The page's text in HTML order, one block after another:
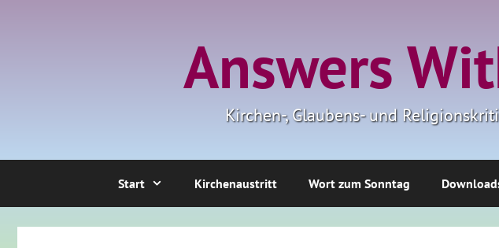
Answers
Kirchen-, Glaubens- und
Start Kirchenaustritt Wort zum Sonntag